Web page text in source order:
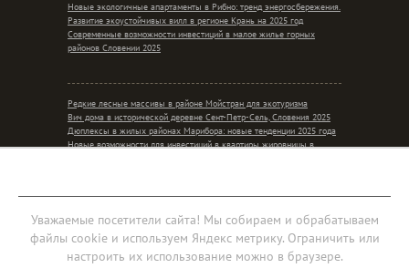
Новые экологичные апартаменты в Рибно: тренд энергосбережения.
Развитие экоустойчивых вилл в регионе Крань на 2025 год
Современные возможности инвестиций в малое жилье горных
районов Словении 2025
Редкие лесные массивы в районе Мойстран для экотуризма
Вич дома в исторической деревне Сент-Петр-Сель, Словения 2025
Дюплексы в жилых районах Марибора: новые тенденции 2025 года
Новые возможности для инвестиций в квартиры жировницы в
Соглашение об обработке персональных данных
Мобильная версия
Уважаемые посетители сайта! Мы собираем и обрабатываем
файлы cookie и используем Яндекс метрику. Ограничить или
настроить их использование можно в браузере.